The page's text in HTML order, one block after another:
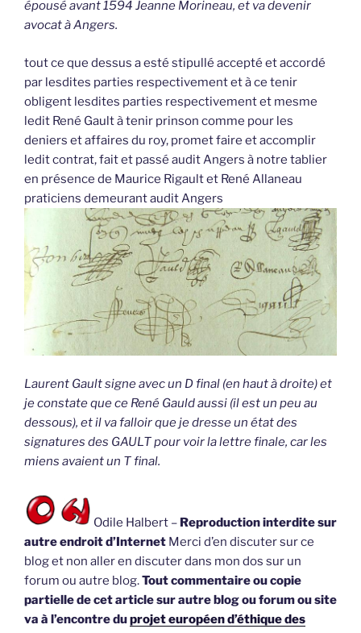
épousé avant 1594 Jeanne Morineau, et va devenir
avocat à Angers.
tout ce que dessus a esté stipullé accepté et accordé
par lesdites parties respectivement et à ce tenir
obligent lesdites parties respectivement et mesme
ledit René Gault à tenir prinson comme pour les
deniers et affaires du roy, promet faire et accomplir
ledit contrat, fait et passé audit Angers à notre tablier
en présence de Maurice Rigault et René Allaneau
praticiens demeurant audit Angers
Laurent Gault signe avec un D final (en haut à droite) et
je constate que ce René Gauld aussi (il est un peu au
dessous), et il va falloir que je dresse un état des
signatures des GAULT pour voir la lettre finale, car les
miens avaient un T final.
Odile Halbert – Reproduction interdite sur
autre endroit d’Internet Merci d’en discuter sur ce
blog et non aller en discuter dans mon dos sur un
forum ou autre blog.Tout commentaire ou copie
partielle de cet article sur autre blog ou forum ou site
va à l’encontre duprojet européen d’éthique des